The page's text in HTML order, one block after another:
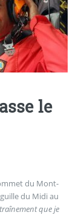
le
du Mont-
du Midi au
que je